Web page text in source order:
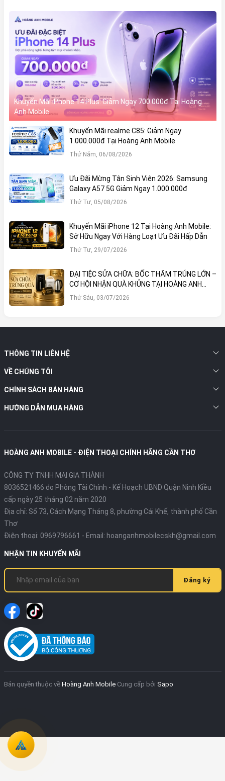
Khuyến Mãi iPhone 14 Plus: Giảm Ngay 700.000đ Tại Hoàng
Anh Mobile
Khuyến Mãi realme C85: Giảm Ngay
1.000.000đ Tại Hoàng Anh Mobile
Thứ Năm, 06/08/2026
Ưu Đãi Mừng Tân Sinh Viên 2026: Samsung
Galaxy A57 5G Giảm Ngay 1.000.000đ
Thứ Tư, 05/08/2026
Khuyến Mãi iPhone 12 Tại Hoàng Anh Mobile:
Sở Hữu Ngay Với Hàng Loạt Ưu Đãi Hấp Dẫn
Thứ Tư, 29/07/2026
ĐẠI TIỆC SỬA CHỮA: BỐC THĂM TRÚNG LỚN –
CƠ HỘI NHẬN QUÀ KHỦNG TẠI HOÀNG ANH
MOBILE
Thứ Sáu, 03/07/2026
THÔNG TIN LIÊN HỆ
VỀ CHÚNG TÔI
CHÍNH SÁCH BÁN HÀNG
HƯỚNG DẪN MUA HÀNG
HOÀNG ANH MOBILE - ĐIỆN THOẠI CHÍNH HÃNG CẦN THƠ
CÔNG TY TNHH MAI GIA THÀNH
8036521466 do Phòng Tài Chính - Kế Hoạch UBND Quận Ninh Kiều
cấp ngày 25 tháng 02 năm 2020
Địa chỉ: Số 73, Cách Mạng Tháng 8, phường Cái Khế, thành phố Cần
Thơ
Điện thoại: 0969796661 - Email: hoanganhmobilecskh@gmail.com
NHẬN TIN KHUYẾN MÃI
Đăng ký
Bản quyền thuộc về Hoàng Anh Mobile Cung cấp bởi Sapo